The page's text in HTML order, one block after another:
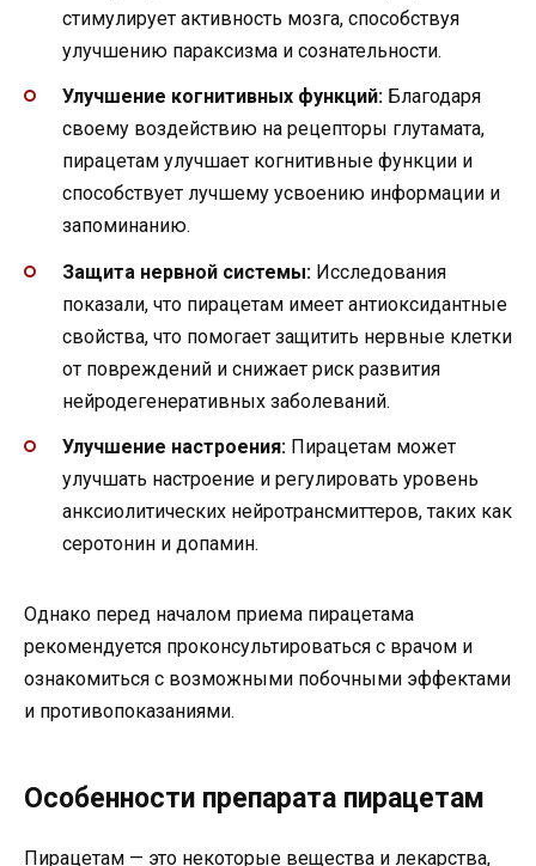
стимулирует активность мозга, способствуя
улучшению параксизма и сознательности.
Улучшение когнитивных функций: Благодаря
своему воздействию на рецепторы глутамата,
пирацетам улучшает когнитивные функции и
способствует лучшему усвоению информации и
запоминанию.
Защита нервной системы: Исследования
показали, что пирацетам имеет антиоксидантные
свойства, что помогает защитить нервные клетки
от повреждений и снижает риск развития
нейродегенеративных заболеваний.
Улучшение настроения: Пирацетам может
улучшать настроение и регулировать уровень
анксиолитических нейротрансмиттеров, таких как
серотонин и допамин.
Однако перед началом приема пирацетама
рекомендуется проконсультироваться с врачом и
ознакомиться с возможными побочными эффектами
и противопоказаниями.
Особенности препарата пирацетам
Пирацетам — это некоторые вещества и лекарства,